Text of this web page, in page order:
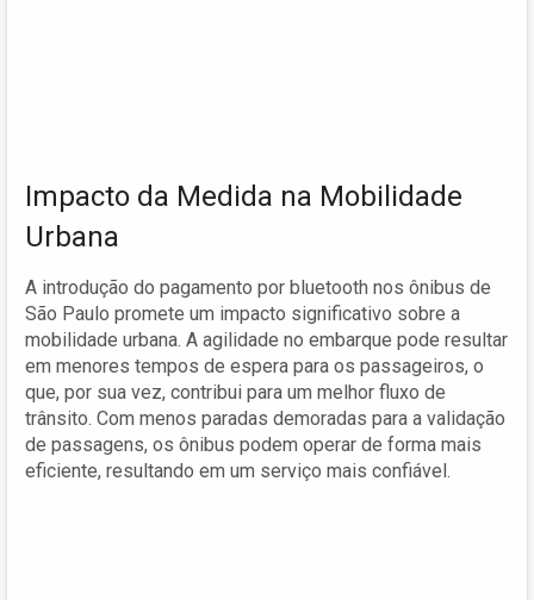
Impacto da Medida na Mobilidade
Urbana
A introdução do pagamento por bluetooth nos ônibus de
São Paulo promete um impacto significativo sobre a
mobilidade urbana. A agilidade no embarque pode resultar
em menores tempos de espera para os passageiros, o
que, por sua vez, contribui para um melhor fluxo de
trânsito. Com menos paradas demoradas para a validação
de passagens, os ônibus podem operar de forma mais
eficiente, resultando em um serviço mais confiável.